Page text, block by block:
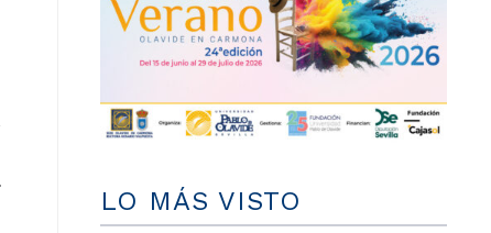
LO MÁS VISTO